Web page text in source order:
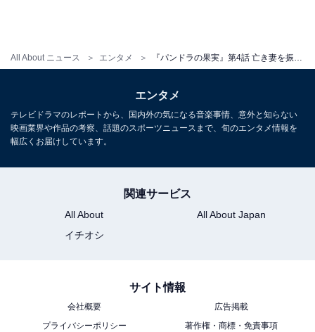
All About ニュース エンタメ
生きているの？」という最上博士の言葉が、亜美と過ご
せるVR空間から現実へ戻る決意を、小比類巻に与えたよ
うに見えました。
「コッヒーの心の揺れが繊細に描かれてて、泣けまし
た」「コッヒーはよく亜美さんに会わずに思いとどまり
ましたね（涙）黙って隣りにいてくれた、博士の優しさ
エンタメ
テレビドラマのレポートから、国内外の気になる音楽事情、意外と知らない
映画業界や作品の考察、話題のスポーツニュースまで、旬のエンタメ情報を
幅広くお届けしています。
関連サービス
All About
All About Japan
イチオシ
サイト情報
会社概要
広告掲載
プライバシーポリシー
著作権・商標・免責事項